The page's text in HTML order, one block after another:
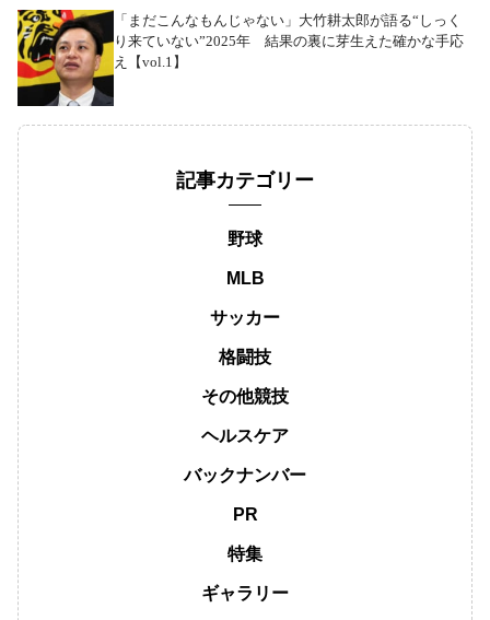
「まだこんなもんじゃない」大竹耕太郎が語る“しっく
り来ていない”2025年 結果の裏に芽生えた確かな手応
え【vol.1】
記事カテゴリー
野球
MLB
サッカー
格闘技
その他競技
ヘルスケア
バックナンバー
PR
特集
ギャラリー